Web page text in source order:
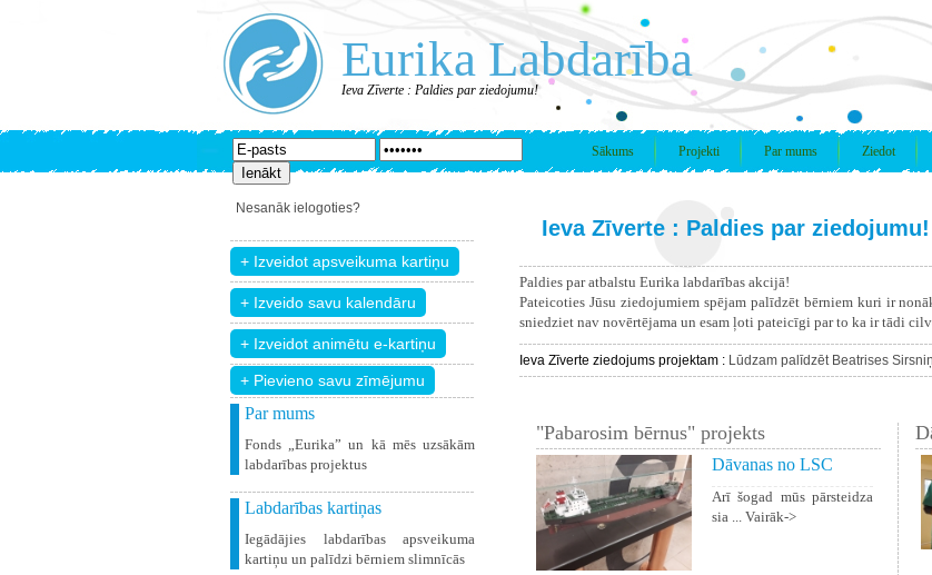
Eurika Labdarība
Ieva Zīverte : Paldies par ziedojumu!
Sākums Projekti Par mums Ziedot
Nesanāk ielogoties?
+ Pievieno savu zīmējumu
Par mums
Fonds „Eurika” un kā mēs uzsākām
labdarības projektus
Labdarības kartiņas
Iegādājies labdarības apsveikuma
kartiņu un palīdzi bērniem slimnīcās
Ieva Zīverte : Paldies par ziedojumu!
Paldies par atbalstu Eurika labdarības akcijā!
Pateicoties Jūsu ziedojumiem spējam palīdzēt bērniem kuri ir
sniedziet nav novērtējama un esam ļoti pateicīgi par to ka ir tādi
Ieva Zīverte ziedojums projektam : Lūdzam palīdzēt Beatrises
"Pabarosim bērnus" projekts
Dāvanas no LSC
Arī šogad mūs pārsteidza
sia ... Vairāk->